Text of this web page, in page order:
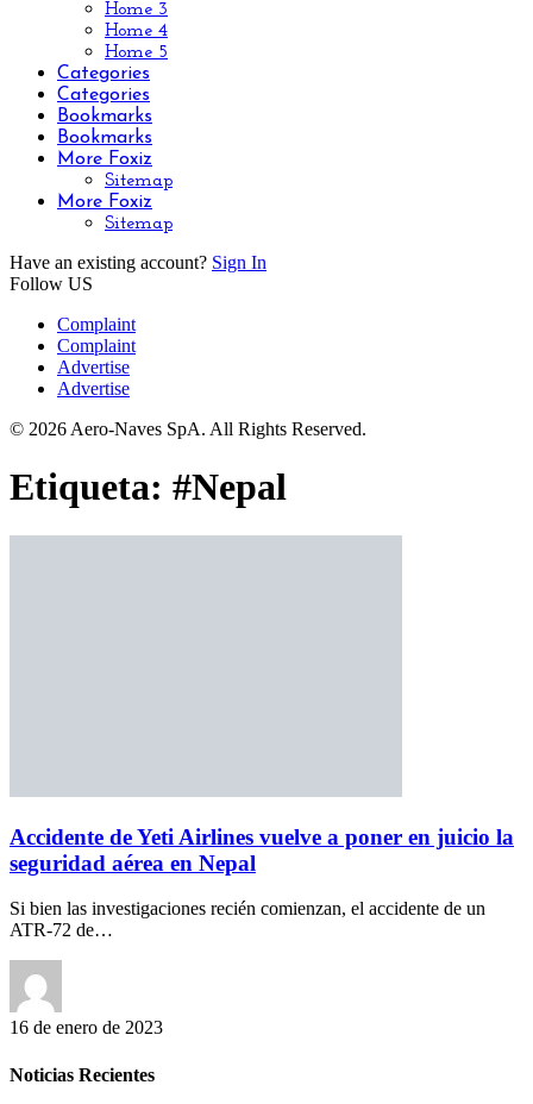
Home 3
Home 4
Home 5
Categories
Categories
Bookmarks
Bookmarks
More Foxiz
Sitemap
More Foxiz
Sitemap
Have an existing account? Sign In
Follow US
Complaint
Complaint
Advertise
Advertise
© 2026 Aero-Naves SpA. All Rights Reserved.
Etiqueta: #Nepal
Accidente de Yeti Airlines vuelve a poner en juicio la
seguridad aérea en Nepal
Si bien las investigaciones recién comienzan, el accidente de un
ATR-72 de…
16 de enero de 2023
Noticias Recientes